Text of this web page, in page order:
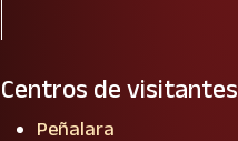
Centros de visitantes
Peñalara